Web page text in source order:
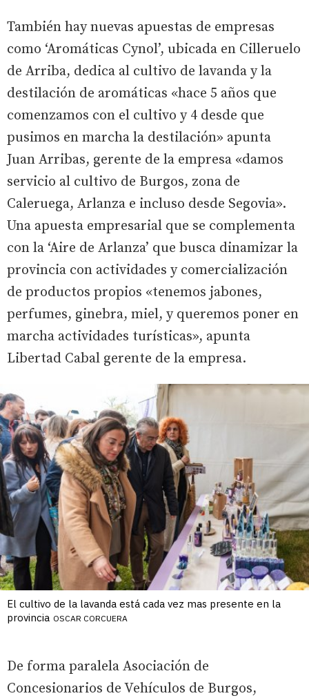
También hay nuevas apuestas de empresas
como ‘Aromáticas Cynol’, ubicada en Cilleruelo
de Arriba, dedica al cultivo de lavanda y la
destilación de aromáticas «hace 5 años que
comenzamos con el cultivo y 4 desde que
pusimos en marcha la destilación» apunta
Juan Arribas, gerente de la empresa «damos
servicio al cultivo de Burgos, zona de
Caleruega, Arlanza e incluso desde Segovia».
Una apuesta empresarial que se complementa
con la ‘Aire de Arlanza’ que busca dinamizar la
provincia con actividades y comercialización
de productos propios «tenemos jabones,
perfumes, ginebra, miel, y queremos poner en
marcha actividades turísticas», apunta
Libertad Cabal gerente de la empresa.
El cultivo de la lavanda está cada vez mas presente en la
provincia OSCAR CORCUERA
De forma paralela Asociación de
Concesionarios de Vehículos de Burgos,